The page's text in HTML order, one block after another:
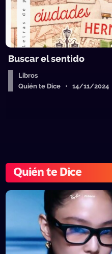
Buscar el sentido
Libros
Quién te Dice • 14/11/2024
Quién te Dice